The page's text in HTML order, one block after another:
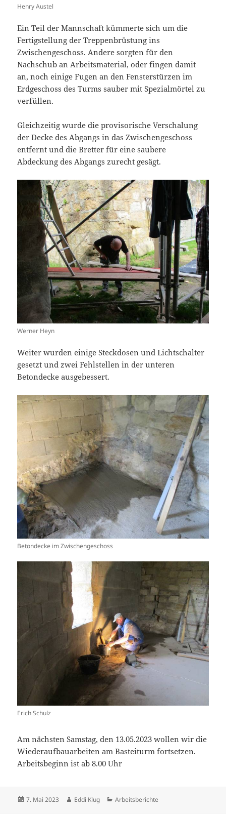
Henry Austel
Ein Teil der Mannschaft kümmerte sich um die
Fertigstellung der Treppenbrüstung ins
Zwischengeschoss. Andere sorgten für den
Nachschub an Arbeitsmaterial, oder fingen damit
an, noch einige Fugen an den Fensterstürzen im
Erdgeschoss des Turms sauber mit Spezialmörtel zu
verfüllen.
Gleichzeitig wurde die provisorische Verschalung
der Decke des Abgangs in das Zwischengeschoss
entfernt und die Bretter für eine saubere
Abdeckung des Abgangs zurecht gesägt.
Werner Heyn
Weiter wurden einige Steckdosen und Lichtschalter
gesetzt und zwei Fehlstellen in der unteren
Betondecke ausgebessert.
Betondecke im Zwischengeschoss
Erich Schulz
Am nächsten Samstag, den 13.05.2023 wollen wir die
Wiederaufbauarbeiten am Basteiturm fortsetzen.
Arbeitsbeginn ist ab 8.00 Uhr
Veröffentlicht
7. Mai 2023 Autor
Eddi Klug Kategorien
Arbeitsberichte